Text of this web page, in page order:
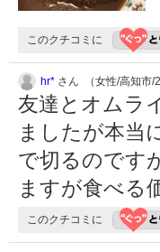
このクチコミに
hr* さん （女性/高知市/
友達とオムラ
ましたが本当
で切るのです
ますが食べる
このクチコミに